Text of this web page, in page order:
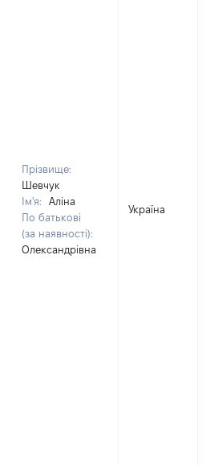
Прізвище:
Шевчук
Ім'я:
Аліна
По батькові
(за наявності):
Олександрівна
Україна